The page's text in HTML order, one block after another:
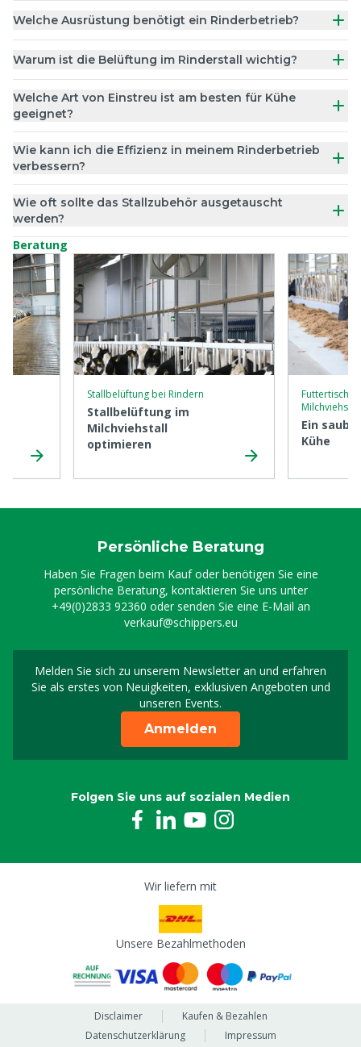
Welche Ausrüstung benötigt ein Rinderbetrieb?
Warum ist die Belüftung im Rinderstall wichtig?
Welche Art von Einstreu ist am besten für Kühe
geeignet?
Wie kann ich die Effizienz in meinem Rinderbetrieb
verbessern?
Wie oft sollte das Stallzubehör ausgetauscht
werden?
Beratung
Stallbelüftung bei Rindern
Stallbelüftung im
Milchviehstall
optimieren
Milchviehstall
Ein
Kühe
Persönliche Beratung
Haben Sie Fragen beim Kauf oder benötigen Sie eine
persönliche Beratung, kontaktieren Sie uns unter
+49(0)2833 92360 oder senden Sie eine E-Mail an
verkauf@schippers.eu
Melden Sie sich zu unserem Newsletter an und erfahren
Sie als erstes von Neuigkeiten, exklusiven Angeboten und
unseren Events.
Melden Sie sich für
Anmelden
Folgen Sie uns auf sozialen Medien
Wir liefern mit
Unsere Bezahlmethoden
Disclaimer
Kaufen & Bezahlen
Datenschutzerklärung
Impressum